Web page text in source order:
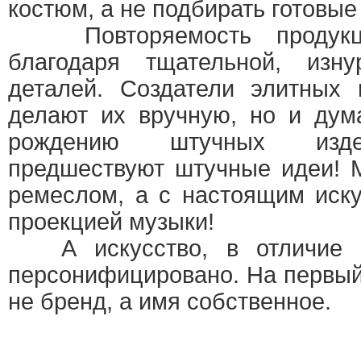
костюм, а не подбирать
Повторяемость
благодаря тщательной,
деталей. Создатели элитных
делают их вручную, но и
рождению штучных
предшествуют штучные
ремеслом, а с настоящим
проекцией музыки!
А искусство, в отличие
персонифицировано. На
не бренд, а имя собственное.